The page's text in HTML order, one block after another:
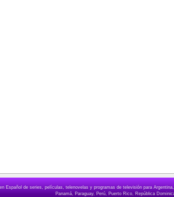
Español de series, películas, telenovelas y programas de televisión para
Panamá, Paraguay, Perú, Puerto Rico, República